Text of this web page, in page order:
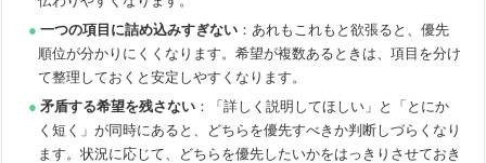
一つの項目に詰め込みすぎない ：あれもこれもと欲張ると、優先
順位が分かりにくくなります。希望が複数あるときは、項目を分け
て整理しておくと安定しやすくなります。
矛盾する希望を残さない ：「詳しく説明してほしい」と「とにか
く短く」が同時にあると、どちらを優先すべきか判断しづらくなり
ます。状況に応じて、どちらを優先したいかをはっきりさせておき